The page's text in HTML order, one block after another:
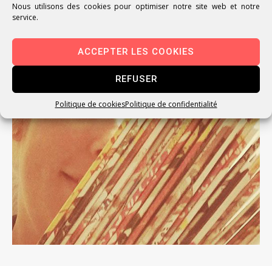
Nous utilisons des cookies pour optimiser notre site web et notre
service.
ACCEPTER LES COOKIES
REFUSER
Politique de cookiesPolitique de confidentialité
Articles similaires